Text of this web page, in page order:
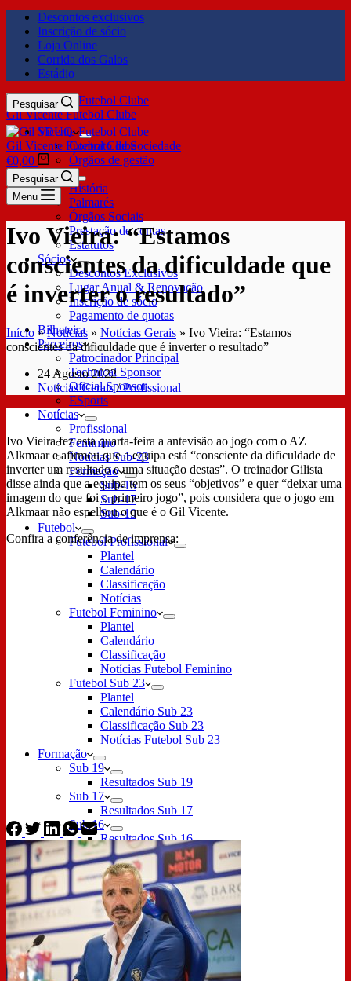
Descontos exclusivos
Inscrição de sócio
Loja Online
Corrida dos Galos
Estádio
Gil Vicente Futebol Clube
Pesquisar
SDUQ
Contrato de Sociedade
Órgãos de gestão
Clube
História
Palmarés
Órgãos Sociais
Prestação de contas
Estatutos
Sócios
Descontos Exclusivos
Lugar Anual & Renovação
Inscrição de sócio
Pagamento de quotas
Bilheteira
Parceiros
Patrocinador Principal
Technical Sponsor
Oficial Sponsor
ESports
Notícias
Profissional
Feminino
Notícias Sub-23
Formação
Sub-15
Sub-17
Sub-19
Futebol
Futebol Profissional
Plantel
Calendário
Classificação
Notícias
Futebol Feminino
Plantel
Calendário
Classificação
Notícias Futebol Feminino
Futebol Sub 23
Plantel
Calendário Sub 23
Classificação Sub 23
Notícias Futebol Sub 23
Formação
Sub 19
Resultados Sub 19
Sub 17
Resultados Sub 17
Sub 16
Resultados Sub 16
Sub 15
Resultados Sub 15
Sub 14
Resultados Sub 14
Gil Vicente TV
Loja Online
Contactos
Gil Vicente Futebol Clube
€0,00
Pesquisar
Menu
Ivo Vieira: “Estamos
conscientes da dificuldade que
é inverter o resultado”
Início »Notícias » Notícias Gerais » Ivo Vieira: “Estamos
conscientes da dificuldade que é inverter o resultado”
24 Agosto 2022
Notícias Gerais/Profissional
Ivo Vieira fez esta quarta-feira a antevisão ao jogo com o AZ
Alkmaar e afirmou que a equipa está “consciente da dificuldade de
inverter um resultado e uma situação destas”. O treinador Gilista
disse ainda que a equipa tem os seus “objetivos” e quer “deixar uma
imagem do que foi o primeiro jogo”, pois considera que o jogo em
Alkmaar não espelhou o que é o Gil Vicente.
Confira a conferência de imprensa: